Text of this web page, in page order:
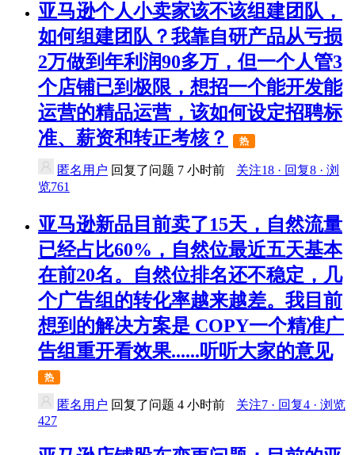
亚马逊个人小卖家该不该组建团队，
如何组建团队？我靠自研产品从亏损
2万做到年利润90多万，但一个人管3
个店铺已到极限，想招一个能开发能
运营的精品运营，该如何设定招聘标
准、薪资和转正考核？
热
匿名用户 回复了问题 7 小时前
关注18 · 回复8 · 浏
览761
亚马逊新品目前卖了15天，自然流量
已经占比60%，自然位最近五天基本
在前20名。自然位排名还不稳定，几
个广告组的转化率越来越差。我目前
想到的解决方案是 COPY一个精准广
告组重开看效果......听听大家的意见
热
匿名用户 回复了问题 4 小时前
关注7 · 回复4 · 浏览
427